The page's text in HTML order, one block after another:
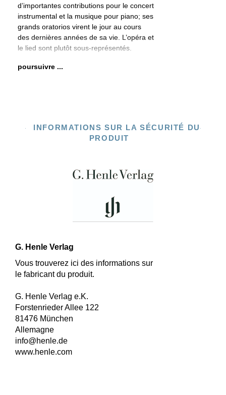
d’importantes contributions pour le concert
instrumental et la musique pour piano; ses
grands oratorios virent le jour au cours
des dernières années de sa vie. L’opéra et
le lied sont plutôt sous-représentés.
poursuivre ...
INFORMATIONS SUR LA SÉCURITÉ DU
PRODUIT
G. Henle Verlag
Vous trouverez ici des informations sur
le fabricant du produit.
G. Henle Verlag e.K.
Forstenrieder Allee 122
81476 München
Allemagne
info@henle.de
www.henle.com